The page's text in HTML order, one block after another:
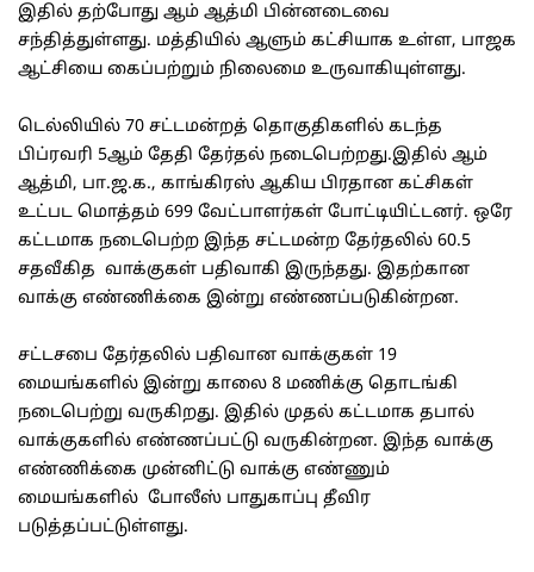
இதில் தற்போது ஆம் ஆத்மி பின்னடைவை
சந்தித்துள்ளது. மத்தியில் ஆளும் கட்சியாக உள்ள, பாஜக
ஆட்சியை கைப்பற்றும் நிலைமை உருவாகியுள்ளது.
டெல்லியில் 70 சட்டமன்றத் தொகுதிகளில் கடந்த
பிப்ரவரி 5ஆம் தேதி தேர்தல் நடைபெற்றது.இதில் ஆம்
ஆத்மி, பா.ஜ.க., காங்கிரஸ் ஆகிய பிரதான கட்சிகள்
உட்பட மொத்தம் 699 வேட்பாளர்கள் போட்டியிட்டனர். ஒரே
கட்டமாக நடைபெற்ற இந்த சட்டமன்ற தேர்தலில் 60.5
சதவீகித வாக்குகள் பதிவாகி இருந்தது. இதற்கான
வாக்கு எண்ணிக்கை இன்று எண்ணப்படுகின்றன.
சட்டசபை தேர்தலில் பதிவான வாக்குகள் 19
மையங்களில் இன்று காலை 8 மணிக்கு தொடங்கி
நடைபெற்று வருகிறது. இதில் முதல் கட்டமாக தபால்
வாக்குகளில் எண்ணப்பட்டு வருகின்றன. இந்த வாக்கு
எண்ணிக்கை முன்னிட்டு வாக்கு எண்ணும்
மையங்களில் போலீஸ் பாதுகாப்பு தீவிர
படுத்தப்பட்டுள்ளது.